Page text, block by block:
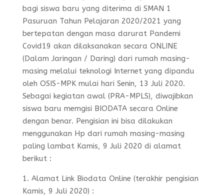
bagi siswa baru yang diterima di SMAN 1
Pasuruan Tahun Pelajaran 2020/2021 yang
bertepatan dengan masa darurat Pandemi
Covid19 akan dilaksanakan secara ONLINE
(Dalam Jaringan / Daring) dari rumah masing-
masing melalui teknologi Internet yang dipandu
oleh OSIS-MPK mulai hari Senin, 13 Juli 2020.
Sebagai kegiatan awal (PRA-MPLS), diwajibkan
siswa baru memgisi BIODATA secara Online
dengan benar. Pengisian ini bisa dilakukan
menggunakan Hp dari rumah masing-masing
paling lambat Kamis, 9 Juli 2020 di alamat
berikut :
1. Alamat Link Biodata Online (terakhir pengisian
Kamis, 9 Juli 2020) :